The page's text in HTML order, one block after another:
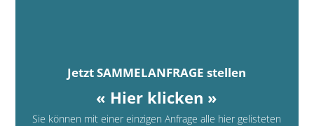
Jetzt SAMMELANFRAGE stellen
« Hier klicken »
Sie können mit einer einzigen Anfrage alle hier gelisteten